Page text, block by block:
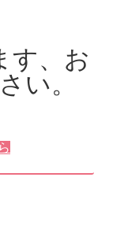
す、お
い。